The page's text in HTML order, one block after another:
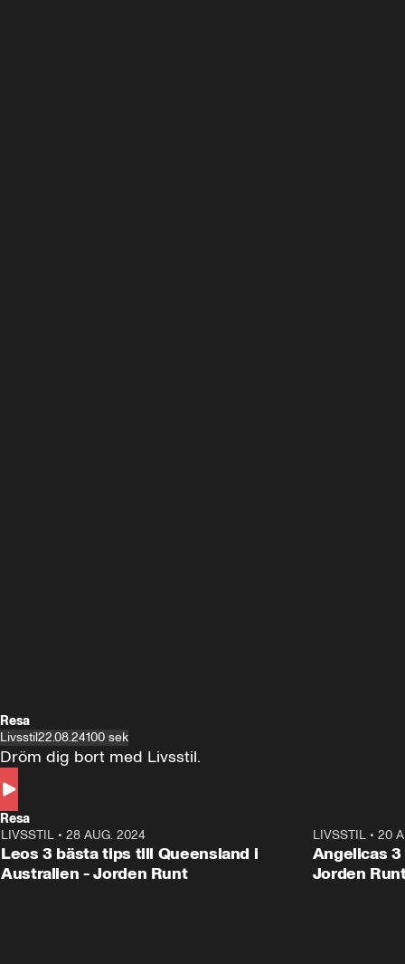
Resa
Livsstil22.08.24100 sek
Dröm dig bort med Livsstil.
Resa
LIVSSTIL • 28 AUG. 2024
Leos 3 bästa tips till Queensland i
Australien - Jorden Runt
LIVSSTIL• 20
Angelicas
Jorden